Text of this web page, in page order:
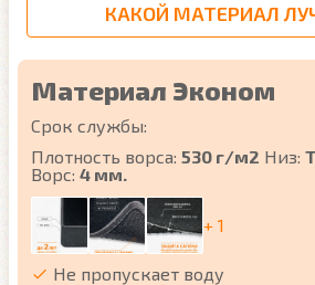
КАКОЙ МАТЕРИАЛ
Материал Эконом
Срок службы:
Плотность ворса: 530 г/м2 Низ:
Ворс: 4 мм.
+ 1
Не пропускает воду